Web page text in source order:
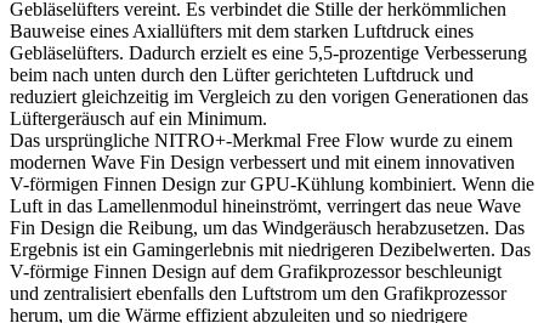
Gebläselüfters vereint. Es verbindet die Stille der herkömmlichen
Bauweise eines Axiallüfters mit dem starken Luftdruck eines
Gebläselüfters. Dadurch erzielt es eine 5,5-prozentige Verbesserung
beim nach unten durch den Lüfter gerichteten Luftdruck und
reduziert gleichzeitig im Vergleich zu den vorigen Generationen das
Lüftergeräusch auf ein Minimum.
Das ursprüngliche NITRO+-Merkmal Free Flow wurde zu einem
modernen Wave Fin Design verbessert und mit einem innovativen
V-förmigen Finnen Design zur GPU-Kühlung kombiniert. Wenn die
Luft in das Lamellenmodul hineinströmt, verringert das neue Wave
Fin Design die Reibung, um das Windgeräusch herabzusetzen. Das
Ergebnis ist ein Gamingerlebnis mit niedrigeren Dezibelwerten. Das
V-förmige Finnen Design auf dem Grafikprozessor beschleunigt
und zentralisiert ebenfalls den Luftstrom um den Grafikprozessor
herum, um die Wärme effizient abzuleiten und so niedrigere